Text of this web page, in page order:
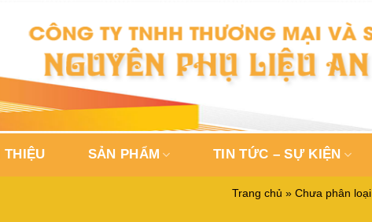
SẢN PHẨM TIN TỨC – SỰ KIỆN
Trang chủ » Chưa phân loại